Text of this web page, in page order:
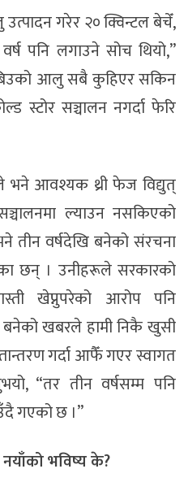
गरेर २० क्विन्टल बेचेँ,
पनि लगाउने सोच थियो,”
आलु सबै कुहिएर सकिन
स्टोर सञ्चालन नगर्दा फेरि
भने आवश्यक थ्री फेज विद्युत्
ल्याउन नसकिएको
तीन वर्षदेखि बनेको संरचना
छन् । उनीहरूले सरकारको
खेप्नुपरेको आरोप पनि
खबरले हामी निकै खुसी
गर्दा आफैँ गएर स्वागत
“तर तीन वर्षसम्म पनि
गएको छ ।”
नयाँकोभविष्यके?